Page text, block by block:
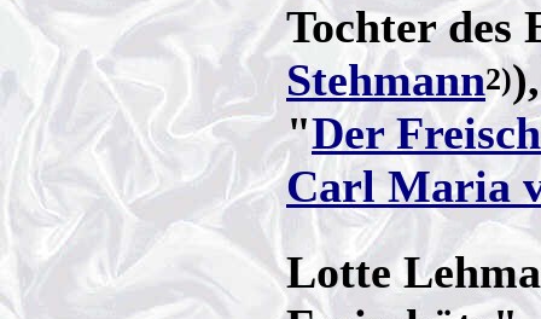
Tochter des
Stehmann2)
"Der
Carl Maria
Lotte